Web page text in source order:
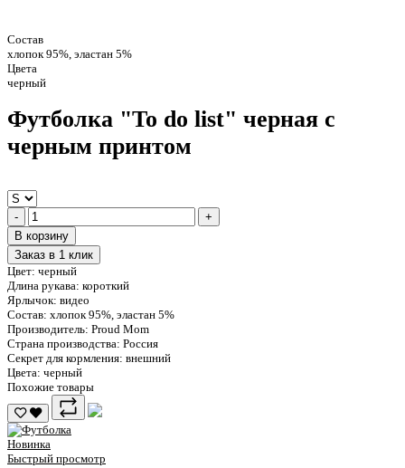
Состав
хлопок 95%, эластан 5%
Цвета
черный
Футболка "To do list" черная c
черным принтом
-
+
В корзину
Заказ в 1 клик
Цвет: черный
Длина рукава: короткий
Ярлычок: видео
Состав: хлопок 95%, эластан 5%
Производитель: Proud Mom
Страна производства: Россия
Секрет для кормления: внешний
Цвета: черный
Похожие товары
Новинка
Быстрый просмотр